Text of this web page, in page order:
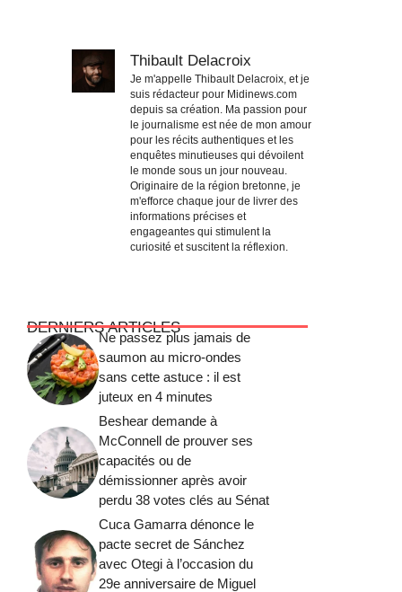
Thibault Delacroix
Je m'appelle Thibault Delacroix, et je
suis rédacteur pour Midinews.com
depuis sa création. Ma passion pour
le journalisme est née de mon amour
pour les récits authentiques et les
enquêtes minutieuses qui dévoilent
le monde sous un jour nouveau.
Originaire de la région bretonne, je
m'efforce chaque jour de livrer des
informations précises et
engageantes qui stimulent la
curiosité et suscitent la réflexion.
DERNIERS ARTICLES
Ne passez plus jamais de
saumon au micro-ondes
sans cette astuce : il est
juteux en 4 minutes
Beshear demande à
McConnell de prouver ses
capacités ou de
démissionner après avoir
perdu 38 votes clés au Sénat
Cuca Gamarra dénonce le
pacte secret de Sánchez
avec Otegi à l’occasion du
29e anniversaire de Miguel